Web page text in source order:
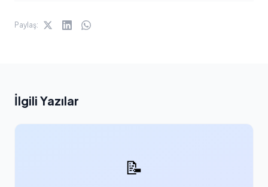
Paylaş:
İlgili Yazılar
📝